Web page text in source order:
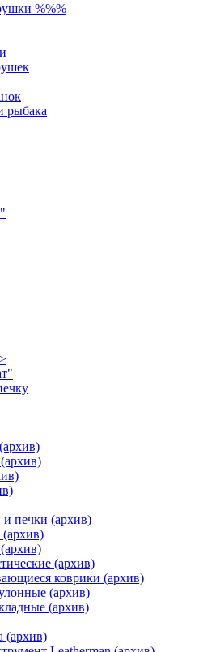
%%%
рыбака
и печки (архив)
(архив)
(архив)
коврики (архив)
(архив)
(архив)
(архив)